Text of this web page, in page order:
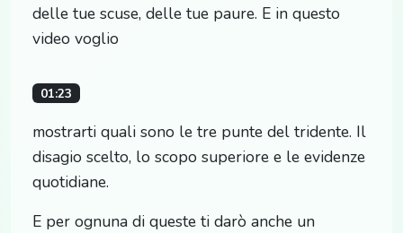
delle tue scuse, delle tue paure. E in questo
video voglio
01:23
mostrarti quali sono le tre punte del tridente. Il
disagio scelto, lo scopo superiore e le evidenze
quotidiane.
E per ognuna di queste ti darò anche un